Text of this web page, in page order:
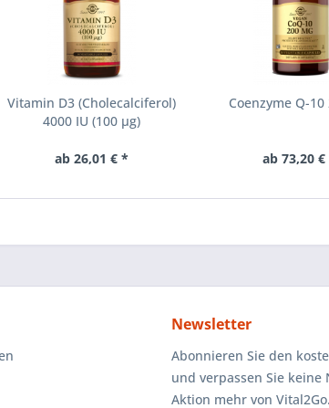
Vitamin D3 (Cholecalciferol)
4000 IU (100 µg)
ab 26,01 € *
Coenzyme Q-10
ab 73,20
Newsletter
Abonnieren Sie den
und verpassen Sie keine
Aktion mehr von Vital2Go.